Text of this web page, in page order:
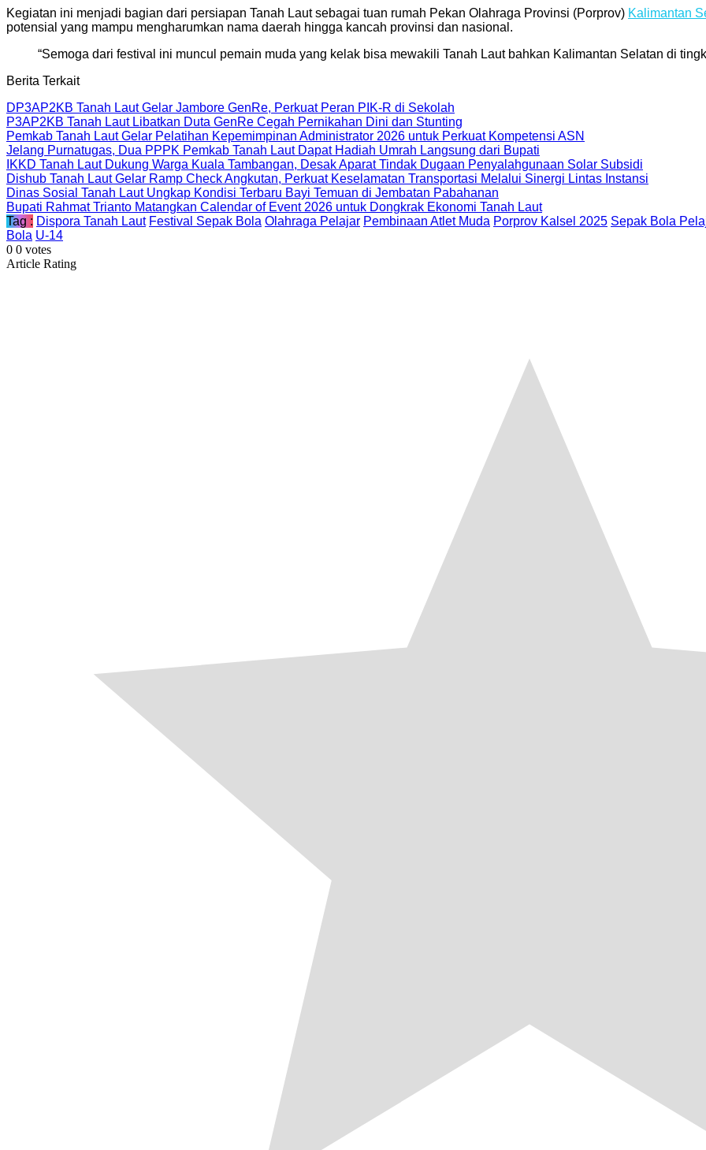
Kegiatan ini menjadi bagian dari persiapan Tanah Laut sebagai tuan rumah Pekan Olahraga Provinsi (Porprov) Kalimantan
potensial yang mampu mengharumkan nama daerah hingga kancah provinsi dan nasional.
“Semoga dari festival ini muncul pemain muda yang kelak bisa mewakili Tanah Laut bahkan Kalimantan Selatan di
Berita Terkait
DP3AP2KB Tanah Laut Gelar Jambore GenRe, Perkuat Peran PIK-R di Sekolah
P3AP2KB Tanah Laut Libatkan Duta GenRe Cegah Pernikahan Dini dan Stunting
Pemkab Tanah Laut Gelar Pelatihan Kepemimpinan Administrator 2026 untuk Perkuat Kompetensi ASN
Jelang Purnatugas, Dua PPPK Pemkab Tanah Laut Dapat Hadiah Umrah Langsung dari Bupati
IKKD Tanah Laut Dukung Warga Kuala Tambangan, Desak Aparat Tindak Dugaan Penyalahgunaan Solar Subsidi
Dishub Tanah Laut Gelar Ramp Check Angkutan, Perkuat Keselamatan Transportasi Melalui Sinergi Lintas Instansi
Dinas Sosial Tanah Laut Ungkap Kondisi Terbaru Bayi Temuan di Jembatan Pabahanan
Bupati Rahmat Trianto Matangkan Calendar of Event 2026 untuk Dongkrak Ekonomi Tanah Laut
Tag : Dispora Tanah Laut Festival Sepak Bola Olahraga Pelajar Pembinaan Atlet Muda Porprov Kalsel 2025 Sepak Bola
Bola U-14
0 0 votes
Article Rating